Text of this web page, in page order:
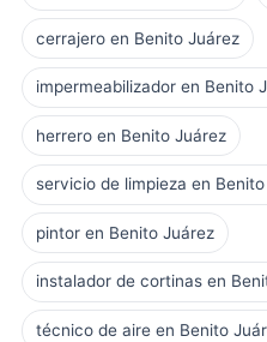
cerrajero en Benito Juárez
impermeabilizador en Benito
herrero en Benito Juárez
servicio de limpieza en
pintor en Benito Juárez
instalador de cortinas en
técnico de aire en Benito